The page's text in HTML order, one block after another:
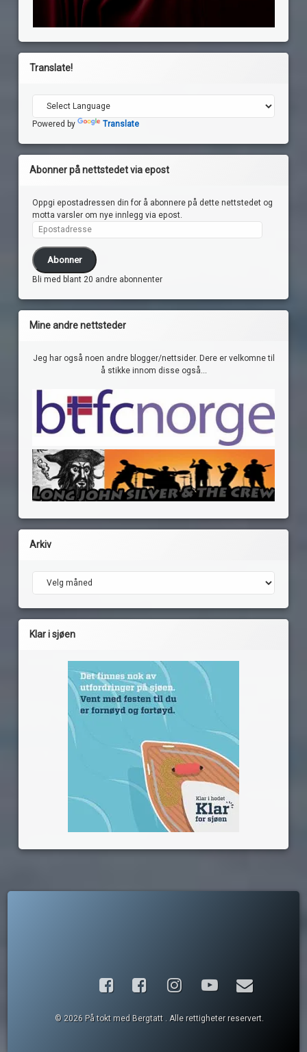
Translate!
Powered by Translate
Abonner på nettstedet via epost
Oppgi epostadressen din for å abonnere på dette nettstedet og
motta varsler om nye innlegg via epost.
Epostadresse
Abonner
Bli med blant 20 andre abonnenter
Mine andre nettsteder
Jeg har også noen andre blogger/nettsider. Dere er velkomne til
å stikke innom disse også...
Arkiv
Klar i sjøen
FacebookInstagram
YouTubeE-post
© 2026 På tokt med Bergtatt . Alle rettigheter reservert.